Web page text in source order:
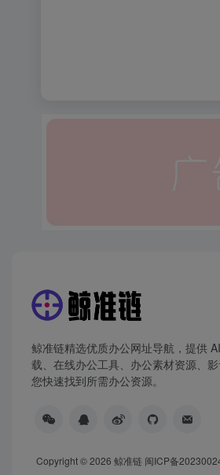
鲸准链精选优质办公网址导航，提供
载、在线办公工具、办公素材资源、
您快速找到所需办公资源。
Copyright © 2026 鲸准链 闽ICP备